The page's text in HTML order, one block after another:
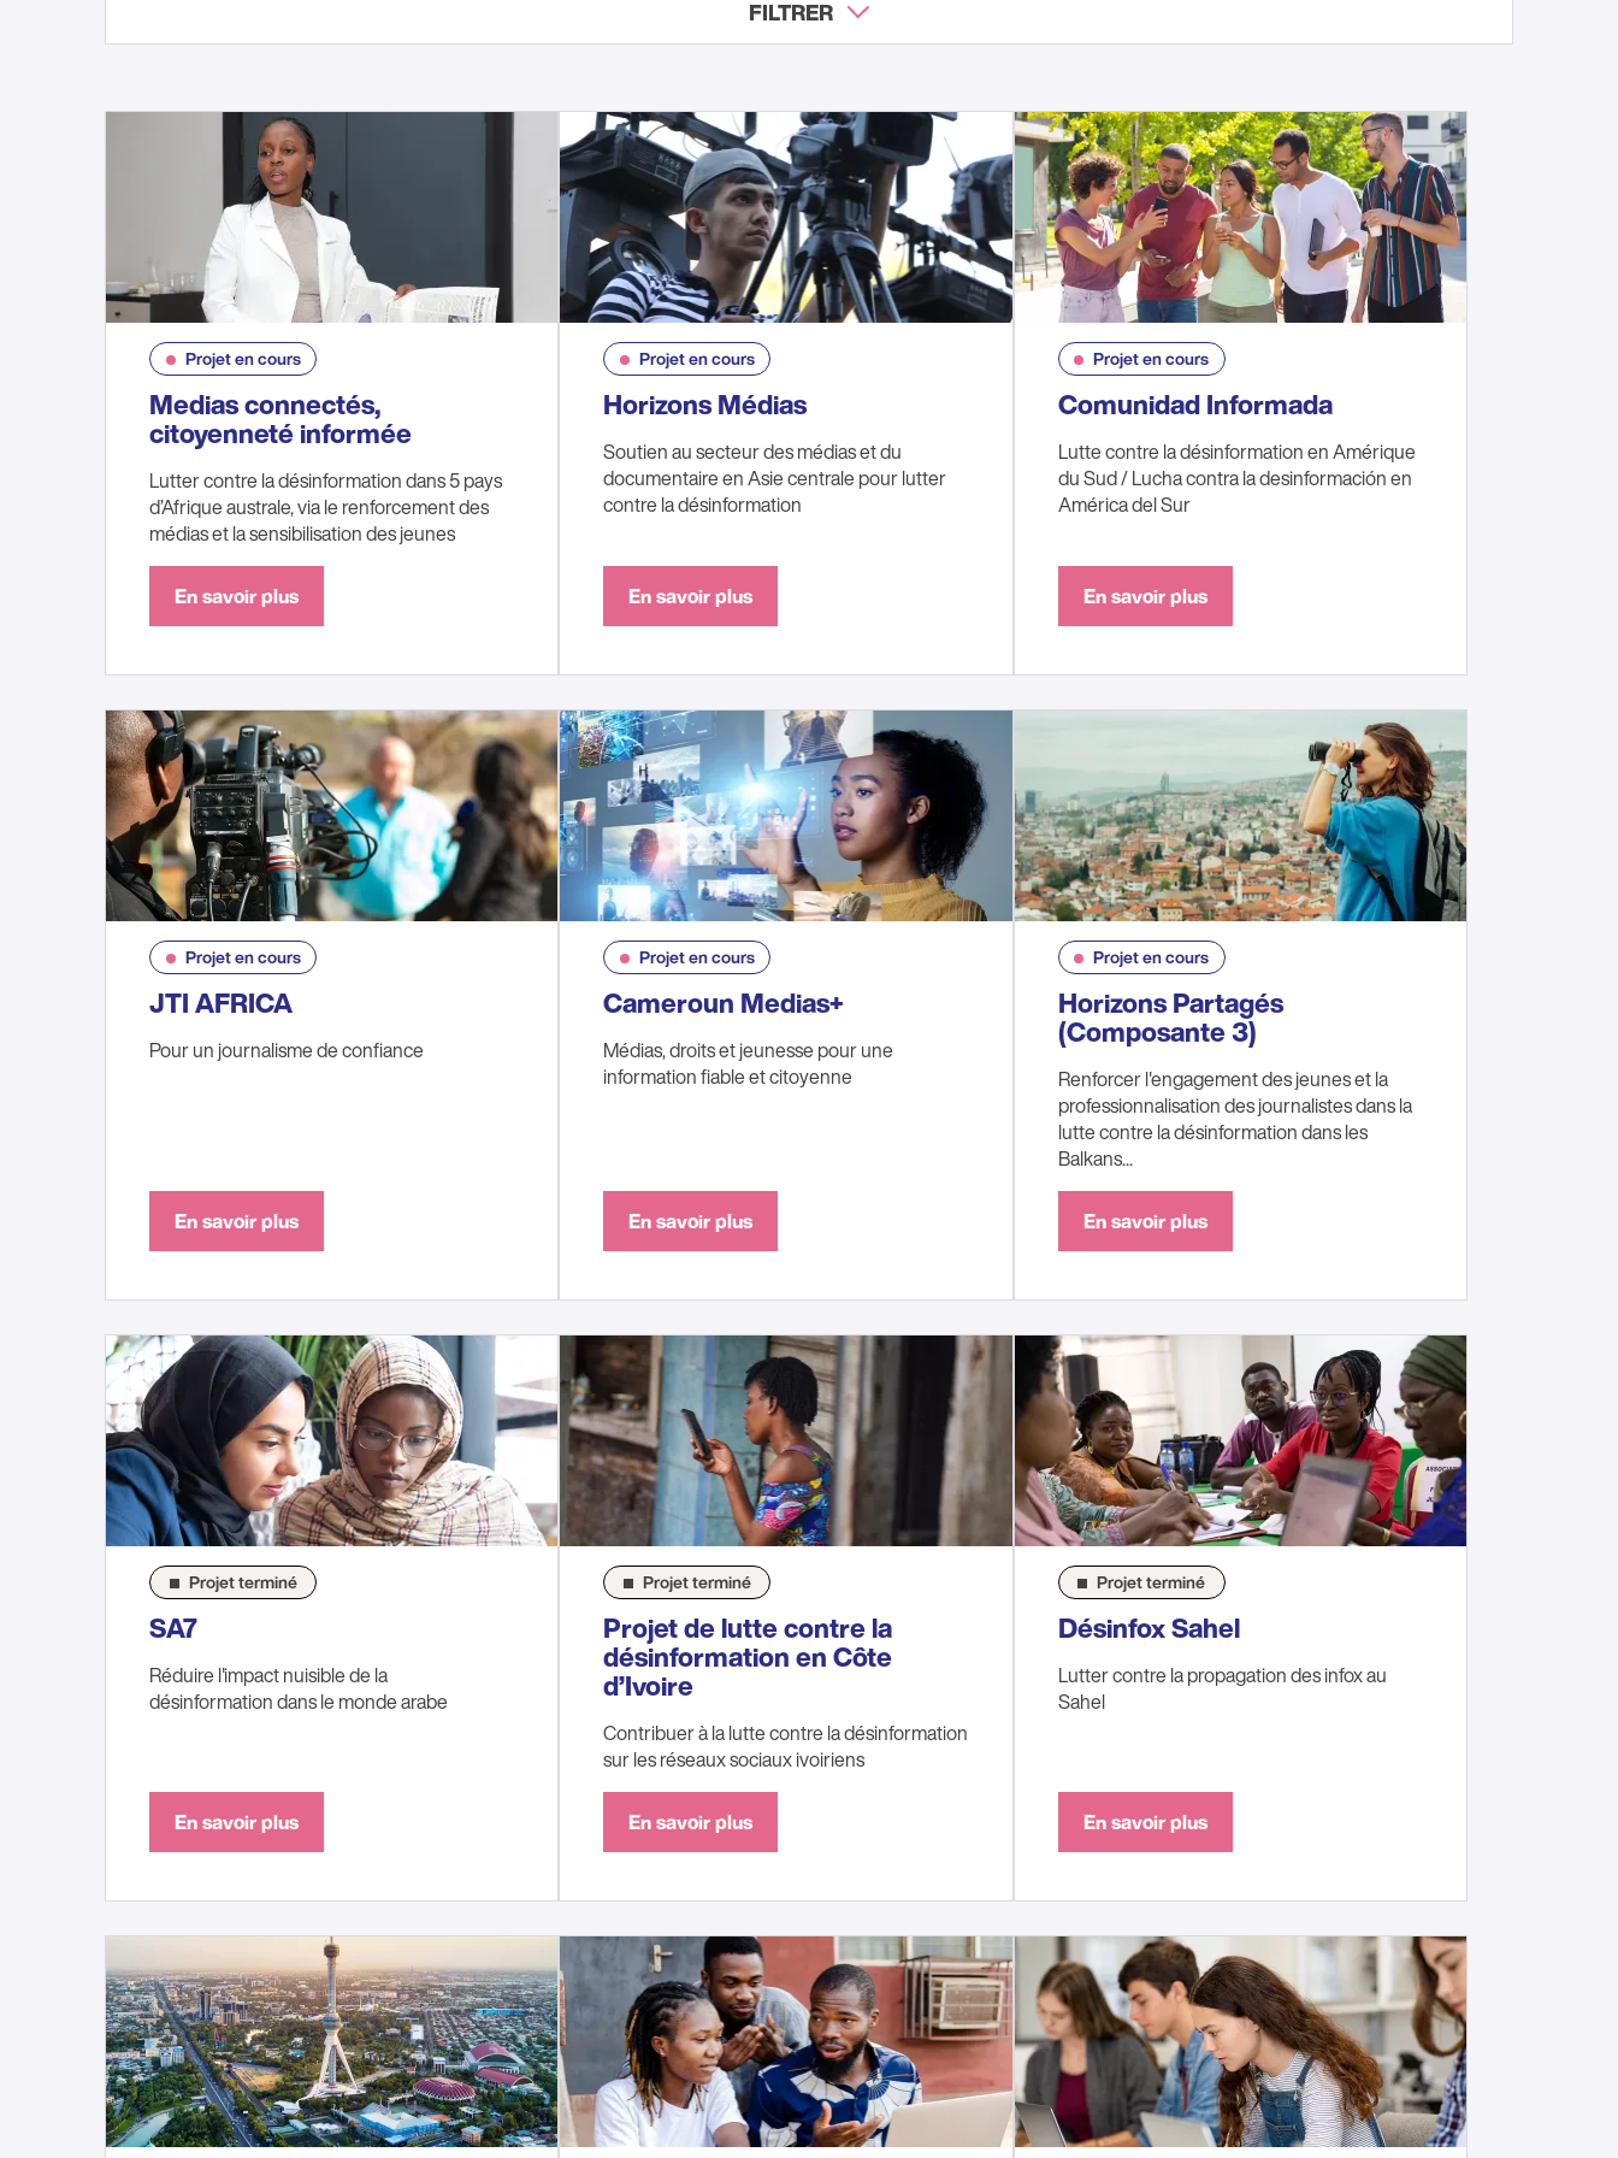
FILTRER
Projet en cours
Medias connectés,
citoyenneté informée
Lutter contre la désinformation dans 5 pays
d’Afrique australe, via le renforcement des
médias et la sensibilisation des jeunes
En savoir plus
Projet en cours
Horizons Médias
Soutien au secteur des médias et du
documentaire en Asie centrale pour lutter
contre la désinformation
En savoir plus
Projet en cours
Comunidad Informada
Lutte contre la désinformation en Amérique
du Sud / Lucha contra la desinformación en
América del Sur
En savoir plus
Projet en cours
JTI AFRICA
Pour un journalisme de confiance
En savoir plus
Projet en cours
Cameroun Medias+
Médias, droits et jeunesse pour une
information fiable et citoyenne
En savoir plus
Projet en cours
Horizons Partagés
(Composante 3)
Renforcer l'engagement des jeunes et la
professionnalisation des journalistes dans la
lutte contre la désinformation dans les
Balkans...
En savoir plus
Projet terminé
SA7
Réduire l'impact nuisible de la
désinformation dans le monde arabe
En savoir plus
Projet terminé
Projet de lutte contre la
désinformation en Côte
d’Ivoire
Contribuer à la lutte contre la désinformation
sur les réseaux sociaux ivoiriens
En savoir plus
Projet terminé
Désinfox Sahel
Lutter contre la propagation des infox au
Sahel
En savoir plus